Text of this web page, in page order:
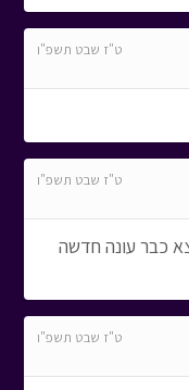
ט"ז שבט תשפ"ו
ט"ז שבט תשפ"ו
כבר עונה חדשה
ט"ז שבט תשפ"ו